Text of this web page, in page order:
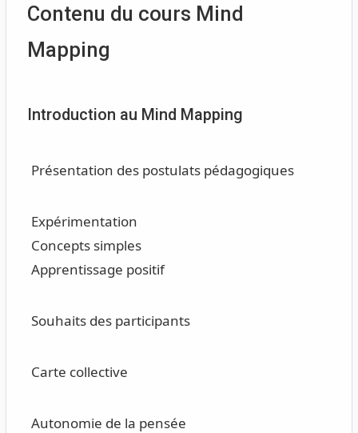
Contenu du cours Mind
Mapping
Introduction au Mind Mapping
Présentation des postulats pédagogiques
Expérimentation
Concepts simples
Apprentissage positif
Souhaits des participants
Carte collective
Autonomie de la pensée